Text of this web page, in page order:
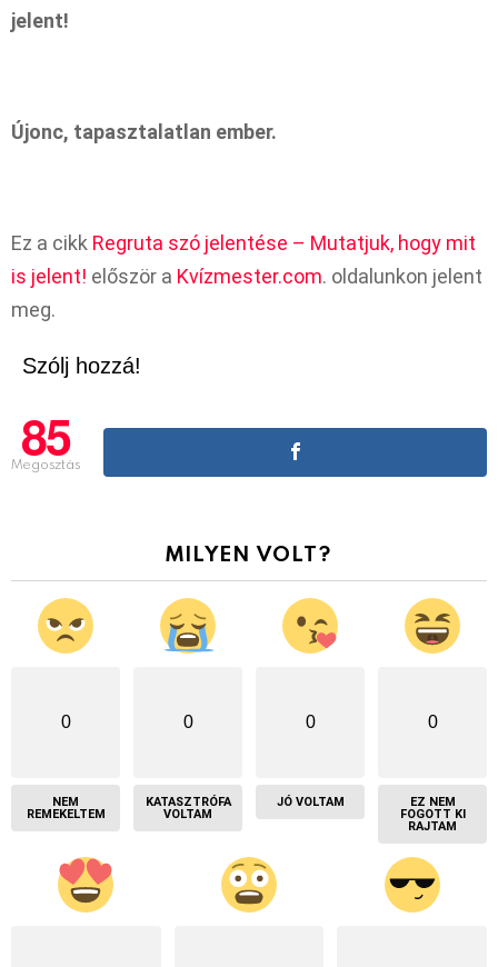
jelent!
Újonc, tapasztalatlan ember.
Ez a cikk Regruta szó jelentése – Mutatjuk, hogy mit
is jelent! először a Kvízmester.com. oldalunkon jelent
meg.
Szólj hozzá!
85
Megosztás
MILYEN VOLT?
0
NEM
REMEKELTEM
0
KATASZTRÓFA
VOLTAM
0
JÓ VOLTAM
0
EZ NEM
FOGOTT KI
RAJTAM